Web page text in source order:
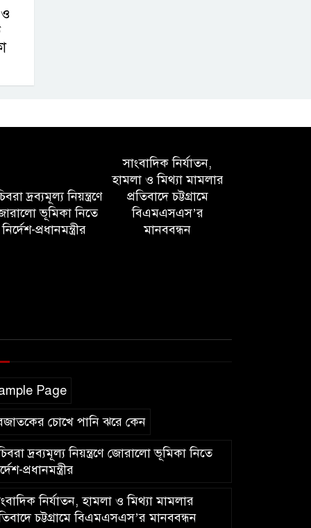
দ্রব্যমূল্য নিয়ন্ত্রণে
ভূমিকা নিতে
নির্দেশ-প্রধানমন্ত্রীর
সাংবাদিক নির্যাতন,
হামলা ও মিথ্যা মামলার
প্রতিবাদে চট্টগ্রামে
বিএমএসএস’র
মানববন্ধন
Page
চোখে পানি ঝরে কেন
দ্রব্যমূল্য নিয়ন্ত্রণে জোরালো ভূমিকা নিতে
প্রধানমন্ত্রীর
নির্যাতন, হামলা ও মিথ্যা মামলার
চট্টগ্রামে বিএমএসএস’র মানববন্ধন